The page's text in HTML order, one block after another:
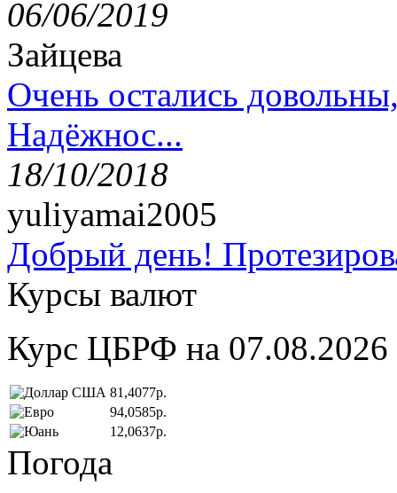
06/06/2019
Зайцева
Очень остались
Надёжнос...
18/10/2018
yuliyamai2005
Добрый день!
Курсы валют
Курс ЦБРФ на 07.08.2026
81,4077р.
94,0585р.
12,0637р.
Погода